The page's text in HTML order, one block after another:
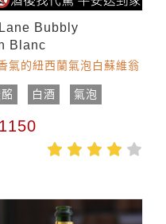
Bubbly
Blanc
氣的紐西蘭氣泡白蘇維翁
白酒 氣泡